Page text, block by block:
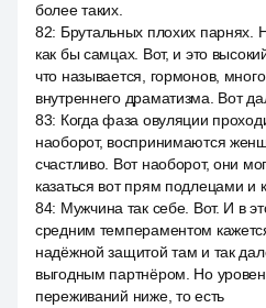
более таких.
82: Брутальных плохих парнях.
как бы самцах. Вот, и это
что называется, гормонов, много
внутреннего драматизма. Вот
83: Когда фаза овуляции
наоборот, воспринимаются
счастливо. Вот наоборот, они
казаться вот прям подлецами и
84: Мужчина так себе. Вот. И в
средним темпераментом
надёжной защитой там и так
выгодным партнёром. Но
переживаний ниже, то есть